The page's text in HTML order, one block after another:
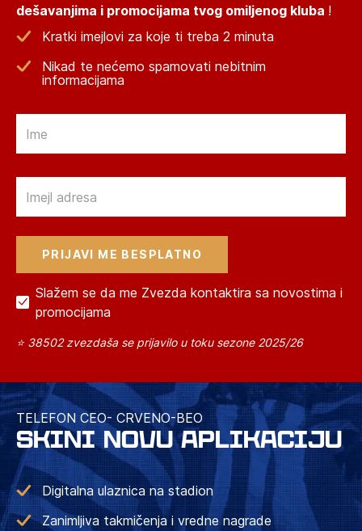
dešavanjima i promocijama tvog omiljenog kluba !
Kratki imejlovi za koje ti treba 2 minuta
Nikad te nećemo spamovati nebitnim
informacijama
Slažem se da me Zvezda kontaktira sa novostima i
promocijama
⭐ 38502 zvezdaša se prijavilo u toku sezone 2025/26
TELEFON CEO- CRVENO-BEO
SKINI NOVU APLIKACIJU
Digitalna ulaznica na stadion
Zanimljiva takmičenja i vredne nagrade